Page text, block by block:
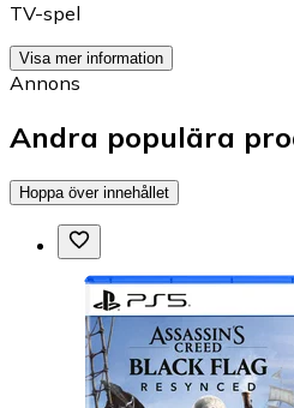
TV-spel
Visa mer information
Annons
Andra populära
Hoppa över innehållet